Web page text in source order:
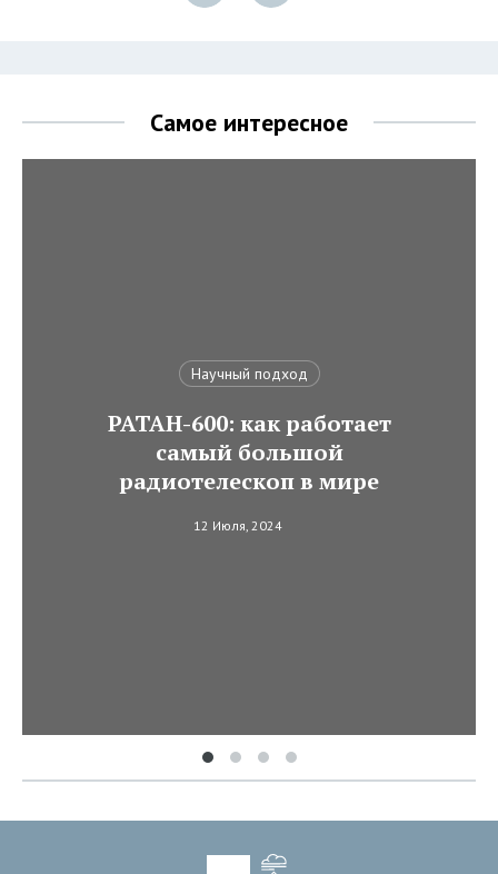
Самое интересное
Научный подход
РАТАН-600: как работает
самый большой
радиотелескоп в мире
12 Июля, 2024